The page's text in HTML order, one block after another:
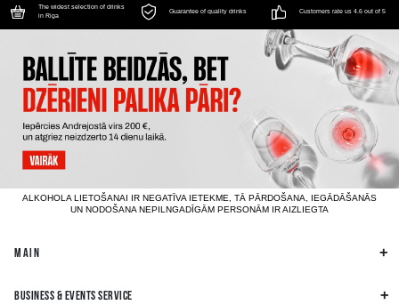
The widest selection of drinks
in Riga
Guarantee of quality drinks Customers rate us 4.6 out of 5
ALKOHOLA LIETOŠANAI IR NEGATĪVA IETEKME, TĀ PĀRDOŠANA, IEGĀDĀŠANĀS
UN NODOŠANA NEPILNGADĪGĀM PERSONĀM IR AIZLIEGTA
MAIN
BUSINESS & EVENTS SERVICE